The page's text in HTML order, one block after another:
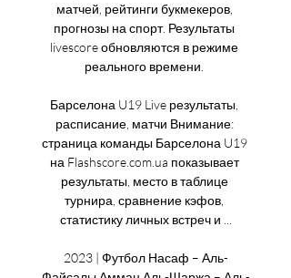
матчей, рейтинги букмекеров,
прогнозы на спорт. Результаты
livescore обновляются в режиме
реального времени.
Барселона U19 Live результаты,
расписание, матчи Внимание:
страница команды Барселона U19
на Flashscore.com.ua показывает
результаты, место в таблице
турнира, сравнение кэфов,
статистику личных встреч и ...
2023 | Футбол Насаф – Аль-